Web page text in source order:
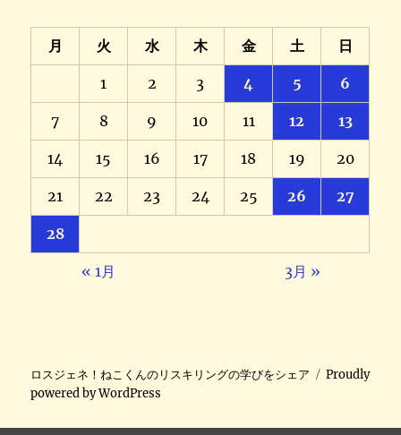
月 火 水 木 金 土 日
1 2 3 4 5 6
7 8 9 10 11 12 13
14 15 16 17 18 19 20
21 22 23 24 25 26 27
28
« 1月 3月 »
ロスジェネ！ねこくんのリスキリングの学びをシェア
Proudly
powered by WordPress